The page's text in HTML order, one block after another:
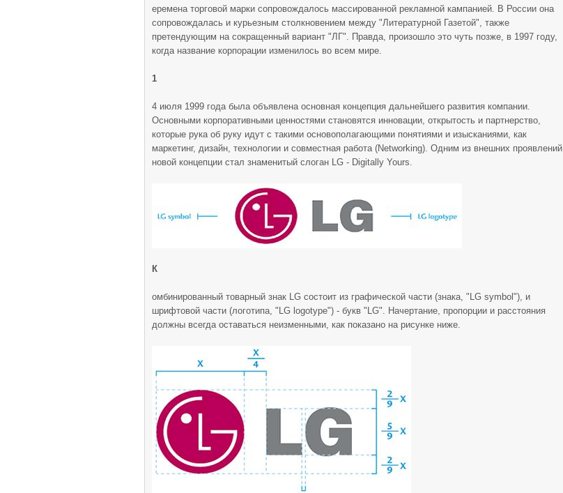
еремена торговой марки сопровождалось массированной рекламной кампанией. В России она
сопровождалась и курьезным столкновением между "Литературной Газетой", также
претендующим на сокращенный вариант "ЛГ". Правда, произошло это чуть позже, в 1997 году,
когда название корпорации изменилось во всем мире.
1
4 июля 1999 года была объявлена основная концепция дальнейшего развития компании.
Основными корпоративными ценностями становятся инновации, открытость и партнерство,
которые рука об руку идут с такими основополагающими понятиями и изысканиями, как
маркетинг, дизайн, технологии и совместная работа (Networking). Одним из внешних проявлений
новой концепции стал знаменитый слоган LG - Digitally Yours.
К
омбинированный товарный знак LG состоит из графической части (знака, "LG symbol"), и
шрифтовой части (логотипа, "LG logotype") - букв "LG". Начертание, пропорции и расстояния
должны всегда оставаться неизменными, как показано на рисунке ниже.